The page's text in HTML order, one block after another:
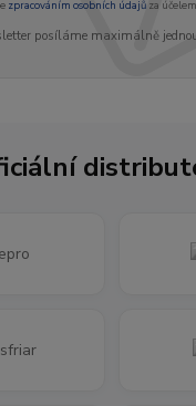
zpracováním osobních údajůza
posíláme maximálně